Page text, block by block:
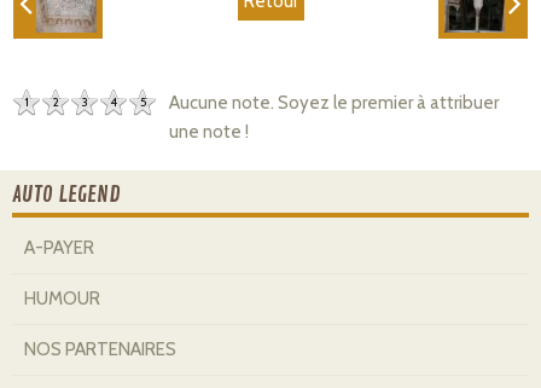
1 2 3 4 5
Aucune note. Soyez le premier à attribuer
une note !
AUTO LEGEND
A-PAYER
HUMOUR
NOS PARTENAIRES